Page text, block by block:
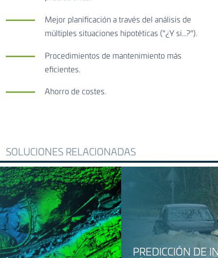
Mejor planificación a través del análisis de
múltiples situaciones hipotéticas ("¿Y si...?").
Procedimientos de mantenimiento más
eficientes.
Ahorro de costes.
SOLUCIONES RELACIONADAS
PREDICCIÓN DE INUNDACIONES DE